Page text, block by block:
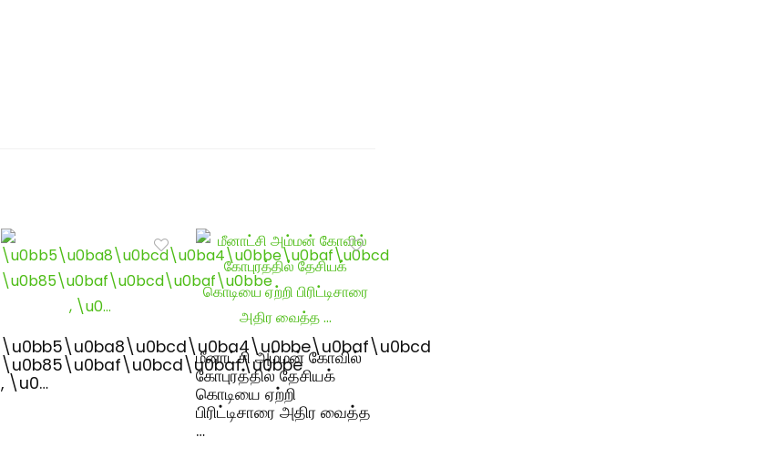
\u0bb5\u0ba8\u0bcd\u0ba4\u0bbe\u0baf\u0bcd
\u0b85\u0baf\u0bcd\u0baf\u0bbe
, \u0…
மீனாட்சி அம்மன் கோவில்
கோபுரத்தில் தேசியக்
கொடியை ஏற்றி
பிரிட்டிசாரை அதிர வைத்த
…